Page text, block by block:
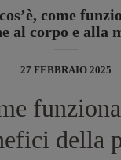
come
al corpo e alla
27 FEBBRAIO 2025
della